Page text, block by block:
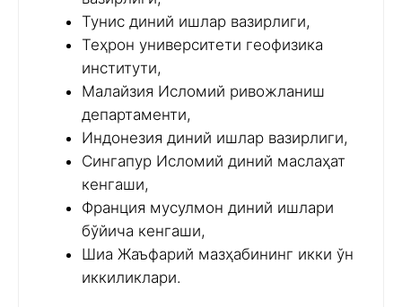
Тунис диний ишлар вазирлиги,
Теҳрон университети геофизика
институти,
Малайзия Исломий ривожланиш
департаменти,
Индонезия диний ишлар вазирлиги,
Сингапур Исломий диний маслаҳат
кенгаши,
Франция мусулмон диний ишлари
бўйича кенгаши,
Шиа Жаъфарий мазҳабининг икки ўн
иккиликлари.